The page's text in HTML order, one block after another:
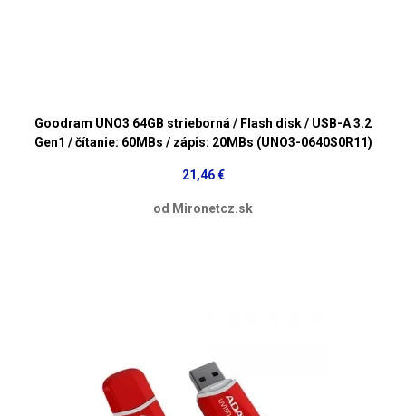
Goodram UNO3 64GB strieborná / Flash disk / USB-A 3.2
Gen1 / čítanie: 60MBs / zápis: 20MBs (UNO3-0640S0R11)
21,46 €
od Mironetcz.sk